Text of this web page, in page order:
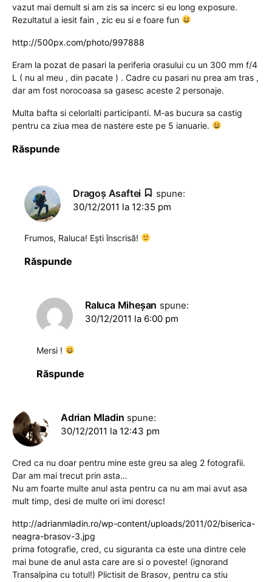
vazut mai demult si am zis sa incerc si eu long exposure.
Rezultatul a iesit fain , zic eu si e foare fun
http://500px.com/photo/997888
Eram la pozat de pasari la periferia orasului cu un 300 mm f/4
L ( nu al meu , din pacate ) . Cadre cu pasari nu prea am tras ,
dar am fost norocoasa sa gasesc aceste 2 personaje.
Multa bafta si celorlalti participanti. M-as bucura sa castig
pentru ca ziua mea de nastere este pe 5 ianuarie.
Răspunde
Dragoş Asaftei
spune:
30/12/2011 la 12:35 pm
Frumos, Raluca! Ești înscrisă!
Răspunde
Raluca Miheşan spune:
30/12/2011 la 6:00 pm
Mersi !
Răspunde
Adrian Mladin spune:
30/12/2011 la 12:43 pm
Cred ca nu doar pentru mine este greu sa aleg 2 fotografii.
Dar am mai trecut prin asta…
Nu am foarte multe anul asta pentru ca nu am mai avut asa
mult timp, desi de multe ori imi doresc!
http://adrianmladin.ro/wp-content/uploads/2011/02/biserica-
neagra-brasov-3.jpg
prima fotografie, cred, cu siguranta ca este una dintre cele
mai bune de anul asta care are si o poveste! (ignorand
Transalpina cu totul!) Plictisit de Brasov, pentru ca stiu